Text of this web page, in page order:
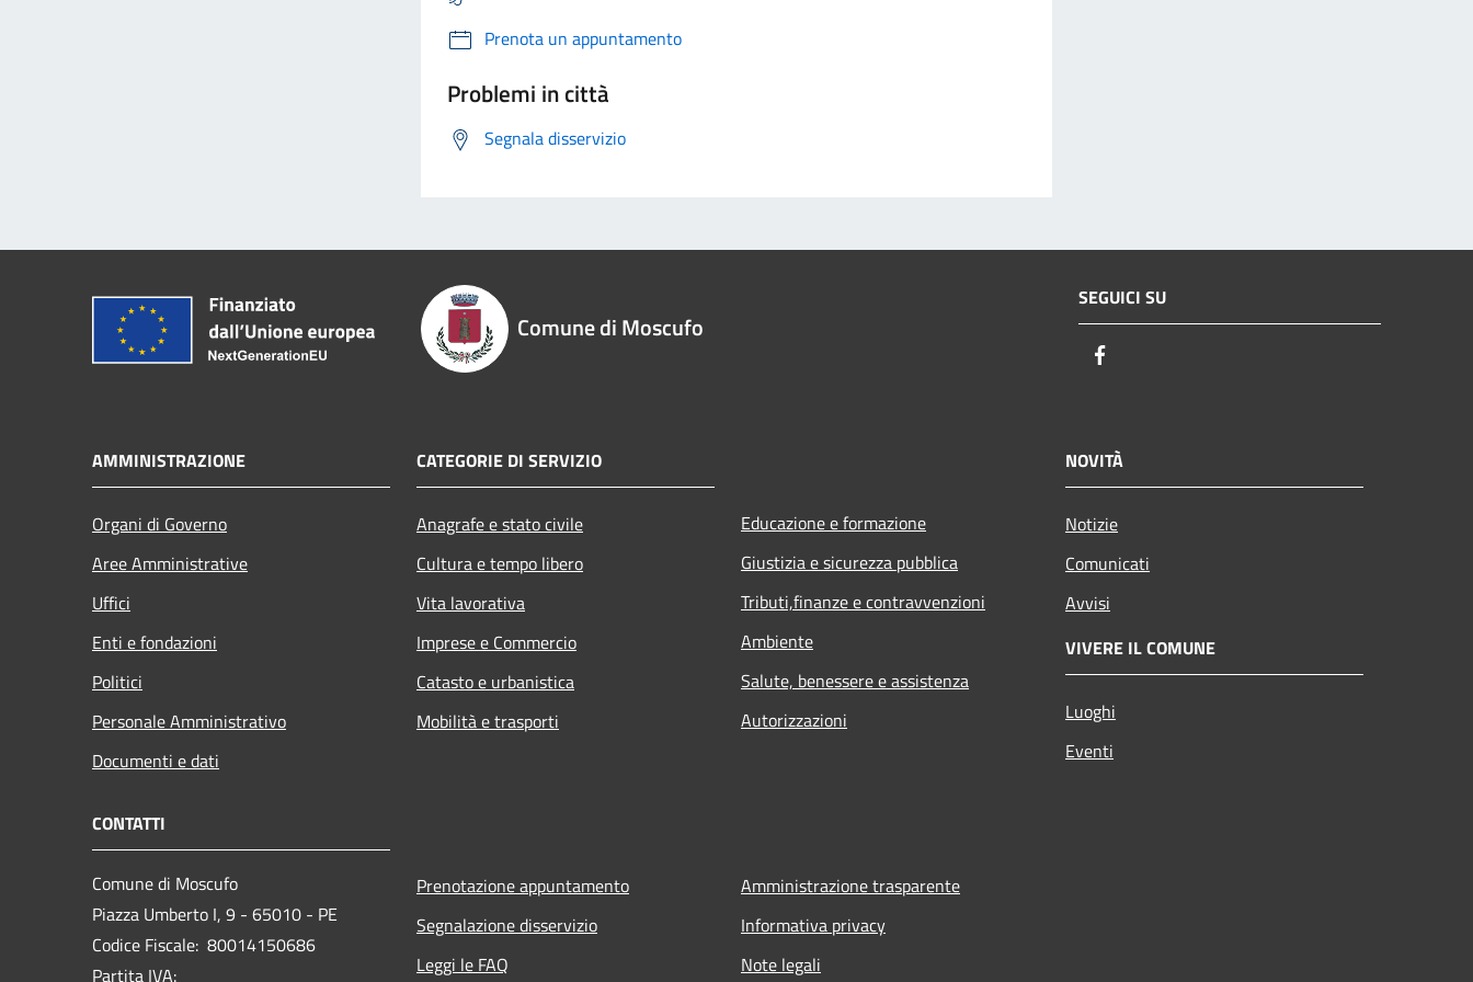
Prenota un appuntamento
Problemi in città
Segnala disservizio
Comune di Moscufo
SEGUICI SU
AMMINISTRAZIONE
Organi di Governo
Aree Amministrative
Uffici
Enti e fondazioni
Politici
Personale Amministrativo
Documenti e dati
CATEGORIE DI SERVIZIO
Anagrafe e stato civile
Cultura e tempo libero
Vita lavorativa
Imprese e Commercio
Catasto e urbanistica
Mobilità e trasporti
Educazione e formazione
Giustizia e sicurezza pubblica
Tributi,finanze e contravvenzioni
Ambiente
Salute, benessere e assistenza
Autorizzazioni
NOVITÀ
Notizie
Comunicati
Avvisi
VIVERE IL COMUNE
Luoghi
Eventi
CONTATTI
Comune di Moscufo
Piazza Umberto I, 9 - 65010 - PE
Codice Fiscale: 80014150686
Partita IVA:
Prenotazione appuntamento
Segnalazione disservizio
Leggi le FAQ
Amministrazione trasparente
Informativa privacy
Note legali